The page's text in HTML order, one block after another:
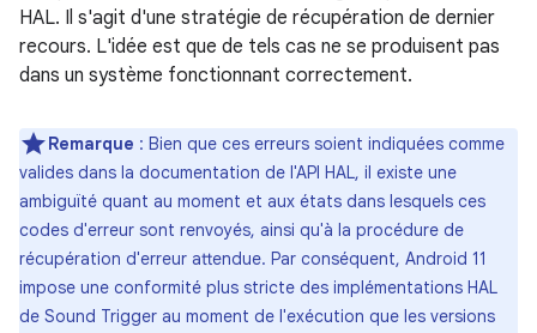
HAL. Il s'agit d'une stratégie de récupération de dernier
recours. L'idée est que de tels cas ne se produisent pas
dans un système fonctionnant correctement.
Remarque : Bien que ces erreurs soient indiquées comme
valides dans la documentation de l'API HAL, il existe une
ambiguïté quant au moment et aux états dans lesquels ces
codes d'erreur sont renvoyés, ainsi qu'à la procédure de
récupération d'erreur attendue. Par conséquent, Android 11
impose une conformité plus stricte des implémentations HAL
de Sound Trigger au moment de l'exécution que les versions